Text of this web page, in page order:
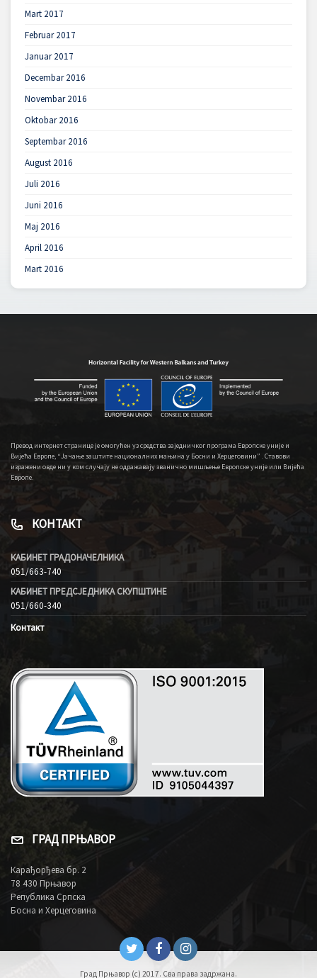
Mart 2017
Februar 2017
Januar 2017
Decembar 2016
Novembar 2016
Oktobar 2016
Septembar 2016
August 2016
Juli 2016
Juni 2016
Maj 2016
April 2016
Mart 2016
Превод интернет странице је омогућен уз средства заједничког програма Европске уније и
Вијећа Европе, “Јачање заштите националних мањина у Босни и Херцеговини” . Ставови
изражени овде ни у ком случају не одражавају званично мишљење Европске уније или Вијећа
Европе.
КОНТАКТ
КАБИНЕТ ГРАДОНАЧЕЛНИКА
051/663-740
КАБИНЕТ ПРЕДСЈЕДНИКА СКУПШТИНЕ
051/660-340
Контакт
ГРАД ПРЊАВОР
Карађорђева бр. 2
78 430 Прњавор
Република Српска
Босна и Херцеговина
Град Прњавор (c) 2017. Сва права задржана.